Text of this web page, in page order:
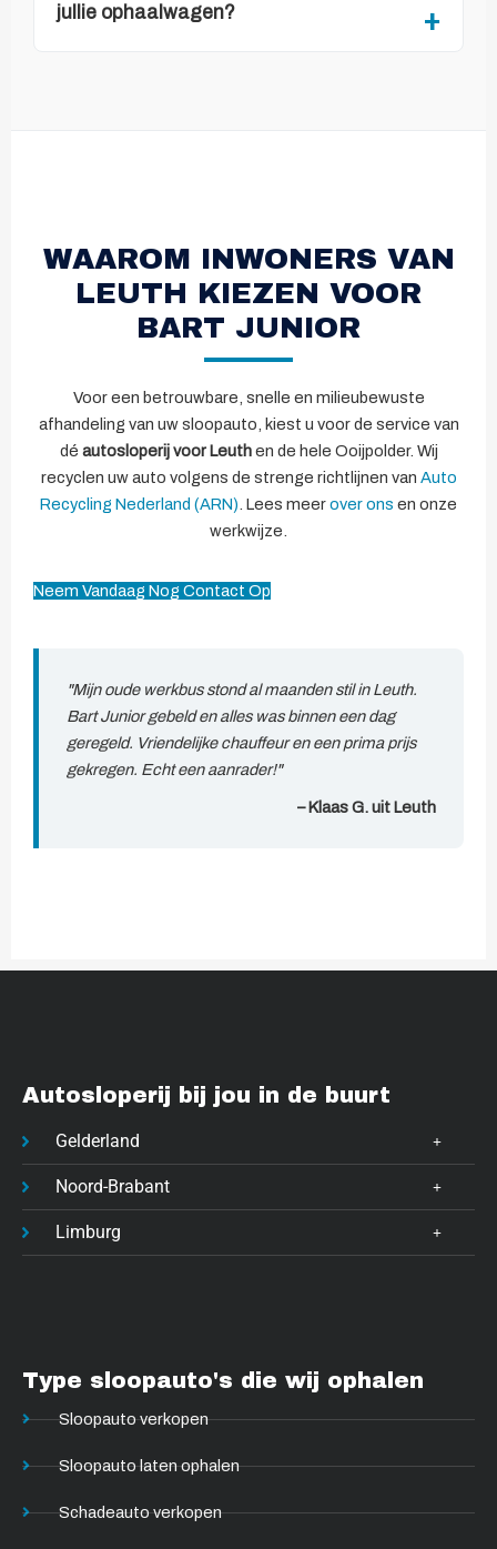
jullie ophaalwagen?
WAAROM INWONERS VAN
LEUTH KIEZEN VOOR
BART JUNIOR
Voor een betrouwbare, snelle en milieubewuste
afhandeling van uw sloopauto, kiest u voor de service van
dé autosloperij voor Leuthen de hele Ooijpolder. Wij
recyclen uw auto volgens de strenge richtlijnen van Auto
Recycling Nederland (ARN) . Lees meerover ons en onze
werkwijze.
Neem Vandaag Nog Contact Op
"Mijn oude werkbus stond al maanden stil in Leuth.
Bart Junior gebeld en alles was binnen een dag
geregeld. Vriendelijke chauffeur en een prima prijs
gekregen. Echt een aanrader!"
– Klaas G. uit Leuth
Autosloperij bij jou in de buurt
Gelderland
Noord-Brabant
Limburg
Type sloopauto's die wij ophalen
Sloopauto verkopen
Sloopauto laten ophalen
Schadeauto verkopen